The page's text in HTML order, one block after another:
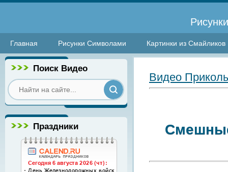
Главная Рисунки Символами Картинки из Смайликов
Поиск Видео
Праздники
Видео